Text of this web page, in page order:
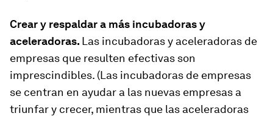
Crear y respaldar a más incubadoras y
aceleradoras. Las incubadoras y aceleradoras de
empresas que resulten efectivas son
imprescindibles. (Las incubadoras de empresas
se centran en ayudar a las nuevas empresas a
triunfar y crecer, mientras que las aceleradoras